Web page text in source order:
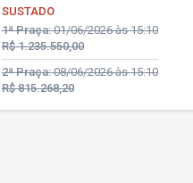
SUSTADO
1ª Praça:01/06/2026 às 15:10
R$ 1.235.550,00
2ª Praça:08/06/2026 às 15:10
R$ 815.268,20